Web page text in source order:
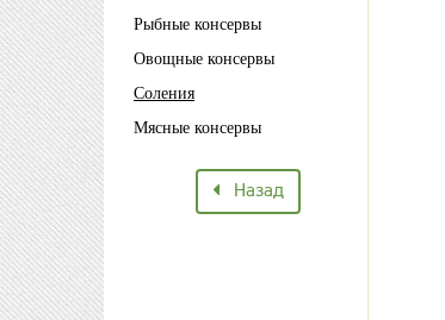
Рыбные консервы
Овощные консервы
Соления
Мясные консервы
Назад